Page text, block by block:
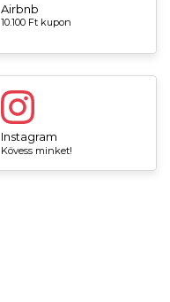
Airbnb
10.100 Ft kupon
Instagram
Kövess minket!